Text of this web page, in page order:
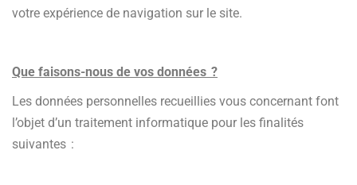
votre expérience de navigation sur le site.
Que faisons-nous de vos données ?
Les données personnelles recueillies vous concernant font
l’objet d’un traitement informatique pour les finalités
suivantes :